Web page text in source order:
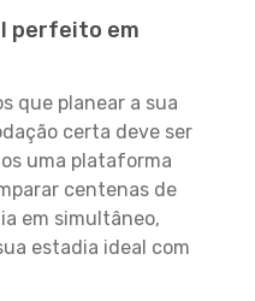
perfeito em
que planear a sua
certa deve ser
uma plataforma
centenas de
em simultâneo,
estadia ideal com